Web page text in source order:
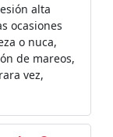
alta
ocasiones
o nuca,
de mareos,
vez,